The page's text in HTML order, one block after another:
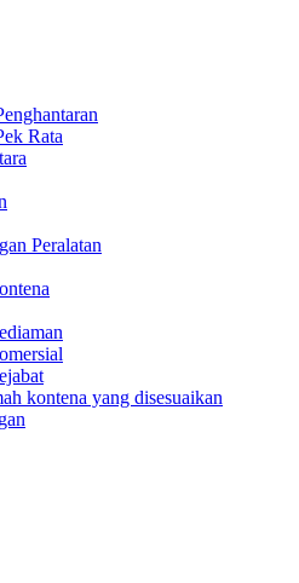
Rata
Peralatan
kontena yang disesuaikan